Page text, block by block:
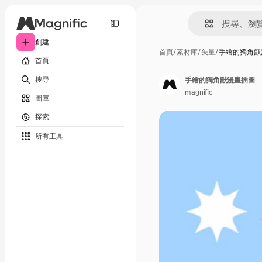
創建
首頁
搜尋
圖庫
探索
所有工具
首頁/素材庫/矢量/手繪的獨角
手繪的獨角獸漫畫插圖
magnific